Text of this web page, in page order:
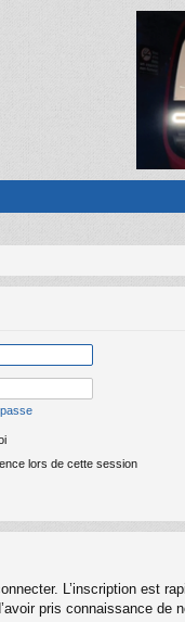
lors de cette session
L’inscription est
pris connaissance